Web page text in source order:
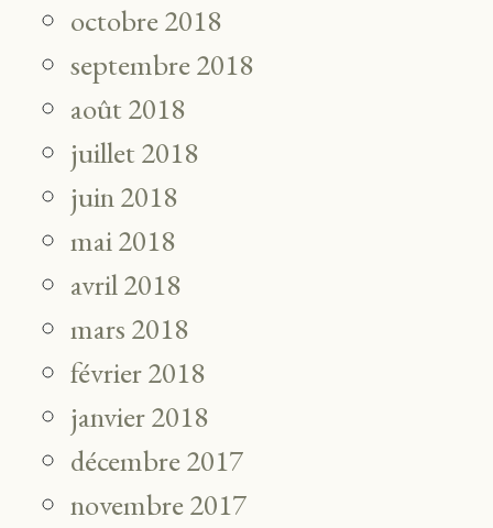
octobre 2018
septembre 2018
août 2018
juillet 2018
juin 2018
mai 2018
avril 2018
mars 2018
février 2018
janvier 2018
décembre 2017
novembre 2017